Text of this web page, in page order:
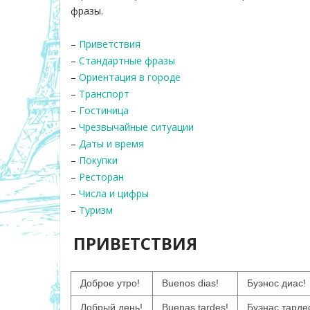
фразы.
– Приветствия
– Стандартные фразы
– Ориентация в городе
– Транспорт
– Гостиница
– Чрезвычайные ситуации
– Даты и время
– Покупки
– Ресторан
– Числа и цифры
– Туризм
ПРИВЕТСТВИЯ
Доброе утро! Buenos dias! Буэнос диас!
Добрый день! Buenas tardes! Буэнас